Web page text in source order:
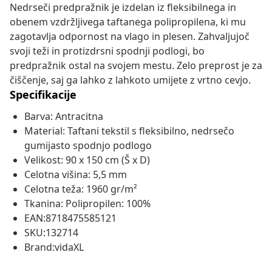
Nedrseči predpražnik je izdelan iz fleksibilnega in
obenem vzdržljivega taftanega polipropilena, ki mu
zagotavlja odpornost na vlago in plesen. Zahvaljujoč
svoji teži in protizdrsni spodnji podlogi, bo
predpražnik ostal na svojem mestu. Zelo preprost je za
čiščenje, saj ga lahko z lahkoto umijete z vrtno cevjo.
Specifikacije
Barva: Antracitna
Material: Taftani tekstil s fleksibilno, nedrsečo
gumijasto spodnjo podlogo
Velikost: 90 x 150 cm (Š x D)
Celotna višina: 5,5 mm
Celotna teža: 1960 gr/m²
Tkanina: Polipropilen: 100%
EAN:8718475585121
SKU:132714
Brand:vidaXL